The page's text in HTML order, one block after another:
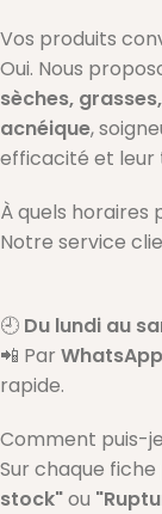
Vos produits
Oui. Nous
sèches,
acnéique,
efficacité et leur
À quels
Notre service
🕘 Du lundi au
📲 Par WhatsApp
rapide.
Comment puis-
Sur chaque
stock"ou